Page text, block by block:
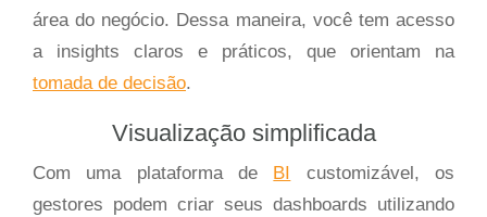
área do negócio. Dessa maneira, você tem acesso
a insights claros e práticos, que orientam na
tomada de decisão.
Visualização simplificada
Com uma plataforma de BI customizável, os
gestores podem criar seus dashboards utilizando